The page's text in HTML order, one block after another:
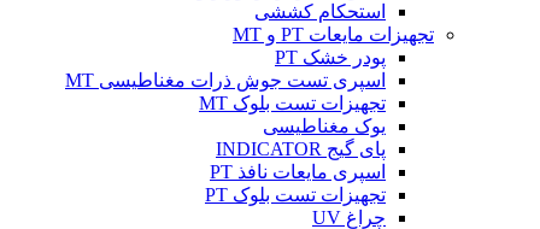
استحکام کششی
تجهیزات مایعات PT و MT
پودر خشک PT
اسپری تست جوش ذرات مغناطیسی MT
تجهیزات تست بلوک MT
یوک مغناطیسی
پای گیج INDICATOR
اسپری مایعات نافذ PT
تجهیزات تست بلوک PT
چراغ UV